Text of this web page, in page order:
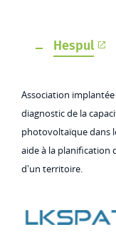
Hespul
Association
diagnostic de la
photovoltaïque dans
aide à la planification
d'un territoire.